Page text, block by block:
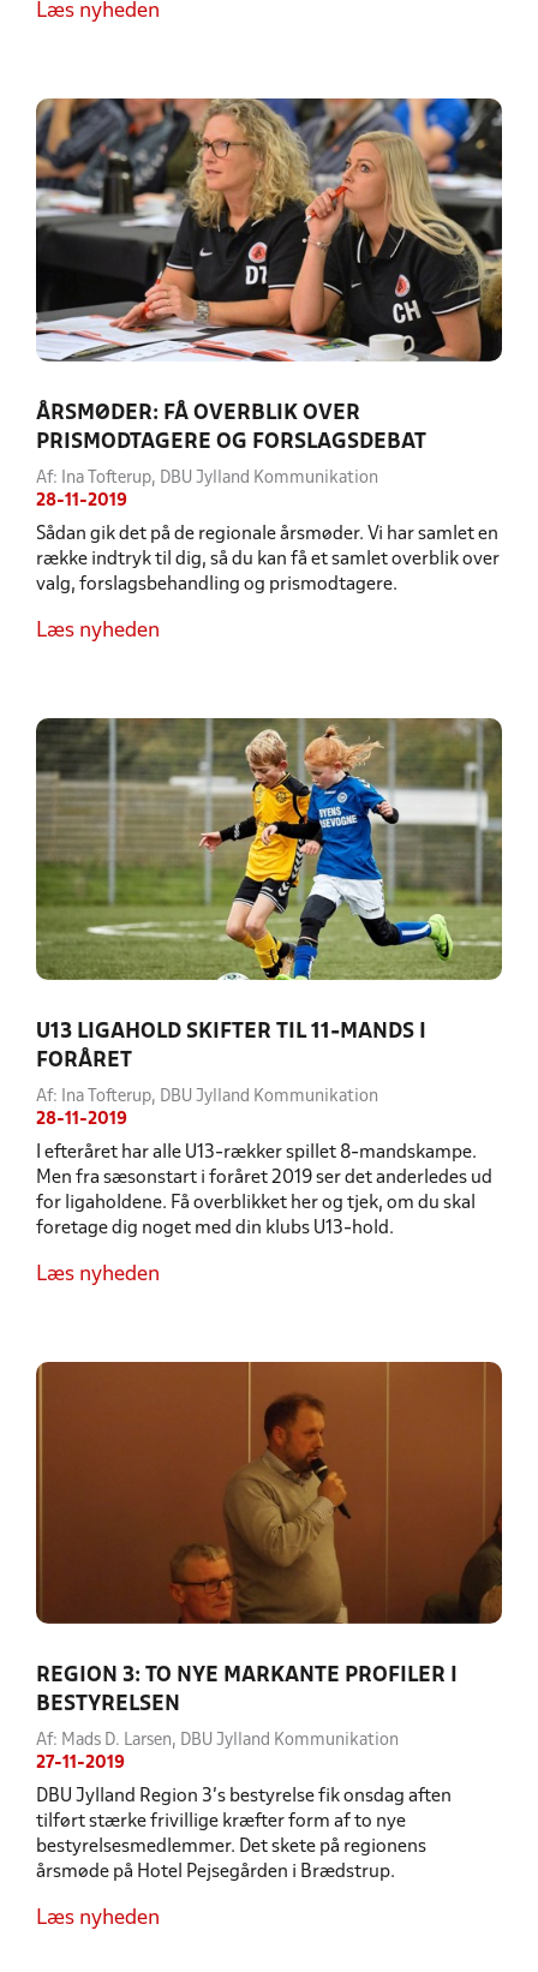
Læs nyheden
ÅRSMØDER: FÅ OVERBLIK OVER
PRISMODTAGERE OG FORSLAGSDEBAT
Af: Ina Tofterup, DBU Jylland Kommunikation
28-11-2019
Sådan gik det på de regionale årsmøder. Vi har samlet en
række indtryk til dig, så du kan få et samlet overblik over
valg, forslagsbehandling og prismodtagere.
Læs nyheden
U13 LIGAHOLD SKIFTER TIL 11-MANDS I
FORÅRET
Af: Ina Tofterup, DBU Jylland Kommunikation
28-11-2019
I efteråret har alle U13-rækker spillet 8-mandskampe.
Men fra sæsonstart i foråret 2019 ser det anderledes ud
for ligaholdene. Få overblikket her og tjek, om du skal
foretage dig noget med din klubs U13-hold.
Læs nyheden
REGION 3: TO NYE MARKANTE PROFILER I
BESTYRELSEN
Af: Mads D. Larsen, DBU Jylland Kommunikation
27-11-2019
DBU Jylland Region 3’s bestyrelse fik onsdag aften
tilført stærke frivillige kræfter form af to nye
bestyrelsesmedlemmer. Det skete på regionens
årsmøde på Hotel Pejsegården i Brædstrup.
Læs nyheden